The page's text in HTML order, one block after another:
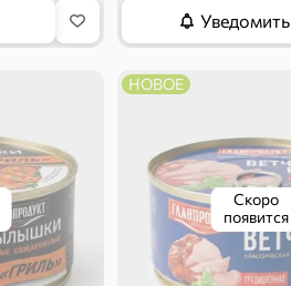
Уведомить
Скоро
появится
НОВОЕ